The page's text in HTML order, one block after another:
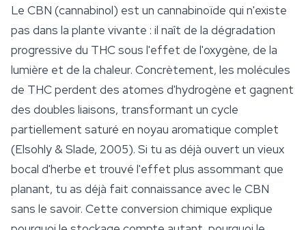
Le CBN (cannabinol) est un cannabinoïde qui n'existe
pas dans la plante vivante : il naît de la dégradation
progressive du THC sous l'effet de l'oxygène, de la
lumière et de la chaleur. Concrètement, les molécules
de THC perdent des atomes d'hydrogène et gagnent
des doubles liaisons, transformant un cycle
partiellement saturé en noyau aromatique complet
(Elsohly & Slade, 2005). Si tu as déjà ouvert un vieux
bocal d'herbe et trouvé l'effet plus assommant que
planant, tu as déjà fait connaissance avec le CBN
sans le savoir. Cette conversion chimique explique